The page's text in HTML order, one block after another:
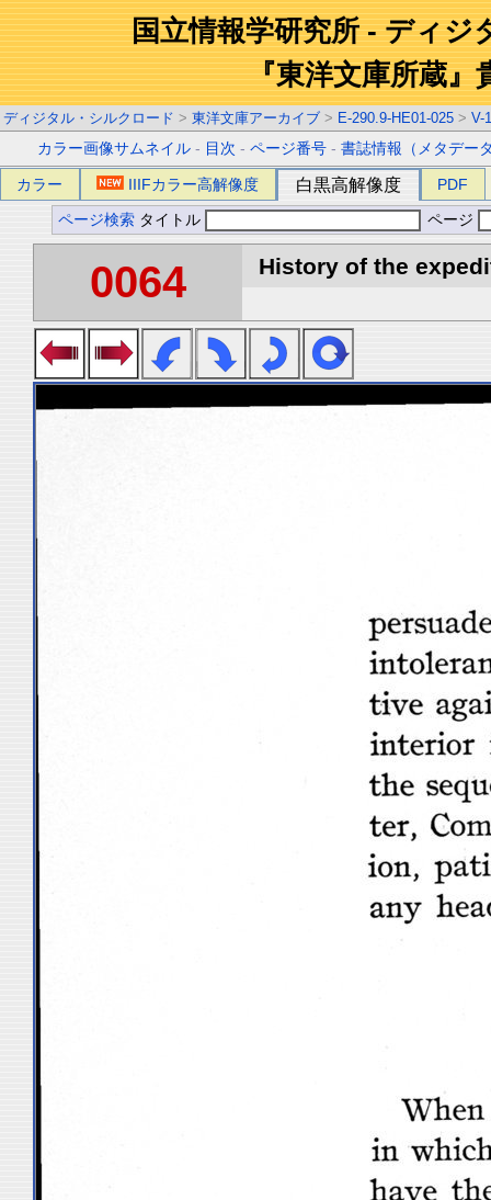
国立情報学研究所 - ディジ
『東洋文庫所蔵』
ディジタル・シルクロード > 東洋文庫アーカイブ > E-290.9-HE01-025 > V-1
カラー画像サムネイル - 目次 -ページ番号 -書誌情報（メタデー
カラー IIIFカラー高解像度 白黒高解像度 PDF
ページ検索 タイトル ページ
0064 History of the